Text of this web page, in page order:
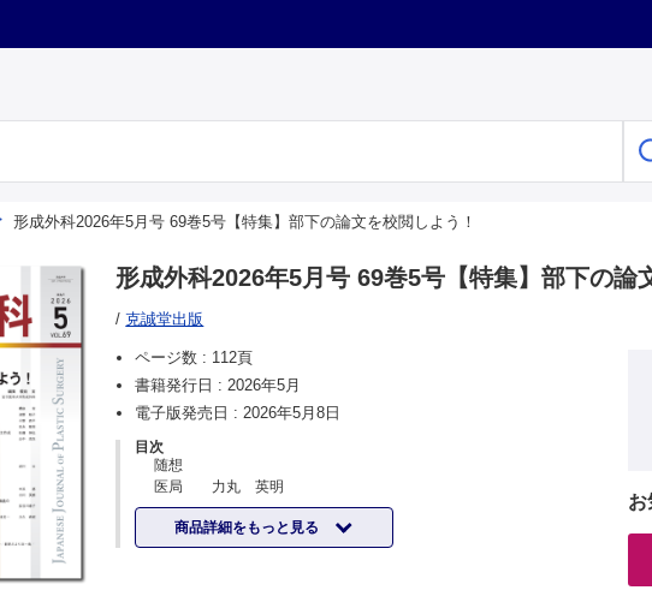
形成外科2026年5月号 69巻5号【特集】部下の論文を校閲しよう！
形成外科2026年5月号 69巻5号【特集】部下の論
/克誠堂出版
ページ数 : 112頁
書籍発行日 :2026年5月
電子版発売日 :2026年5月8日
目次
随想
医局 力丸 英明
特別企画 部下の論文を校閲しよう！
企画にあたって 櫻庭 実
全体の流れ，ここは見ておいて！ 櫻庭 実 ほか
商品詳細をもっと見る
お